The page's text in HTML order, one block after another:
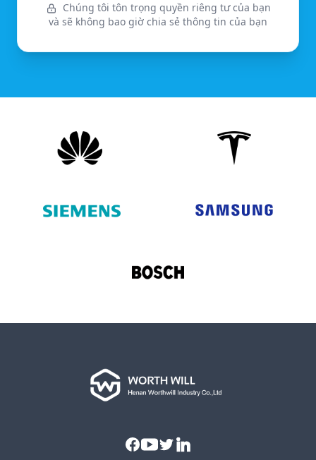
Chúng tôi tôn trọng quyền riêng tư của bạn
và sẽ không bao giờ chia sẻ thông tin của bạn
Facebook
Youtube
TwitterLinkedin